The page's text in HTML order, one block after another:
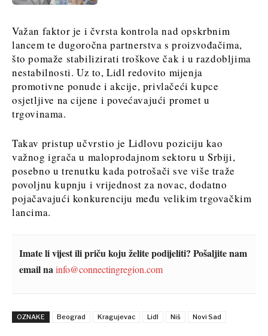
Svijet
Analiza
Discover
Vijesti
Kultura
Sport
Lifestyle
Putovanja
Hrana
O nama Kontakt Oglašavanje Pretplata
Analiza
Discover
Sport
Lifestyle
Putovanja
Hrana
Western
Balkans
Važan faktor je i čvrsta kontrola nad opskrbnim
lancem te dugoročna partnerstva s proizvođačima,
što pomaže stabilizirati troškove čak i u razdobljima
nestabilnosti. Uz to, Lidl redovito mijenja
promotivne ponude i akcije, privlačeći kupce
osjetljive na cijene i povećavajući promet u
trgovinama.
Takav pristup učvrstio je Lidlovu poziciju kao
važnog igrača u maloprodajnom sektoru u Srbiji,
posebno u trenutku kada potrošači sve više traže
povoljnu kupnju i vrijednost za novac, dodatno
pojačavajući konkurenciju među velikim trgovačkim
lancima.
Imate li vijest ili priču koju želite podijeliti? Pošaljite nam
email nainfo@connectingregion.com
OZNAKE Beograd Kragujevac Lidl Niš Novi Sad